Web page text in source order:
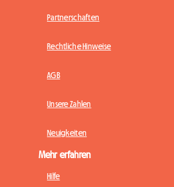
Partnerschaften
Rechtliche Hinweise
AGB
Unsere Zahlen
Neuigkeiten
Mehr erfahren
Hilfe